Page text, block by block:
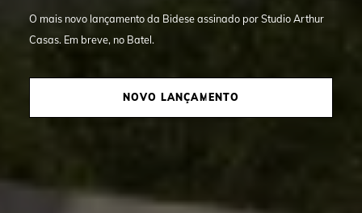
O mais novo lançamento da Bidese assinado por Studio Arthur
Casas. Em breve, no Batel.
NOVO LANÇAMENTO